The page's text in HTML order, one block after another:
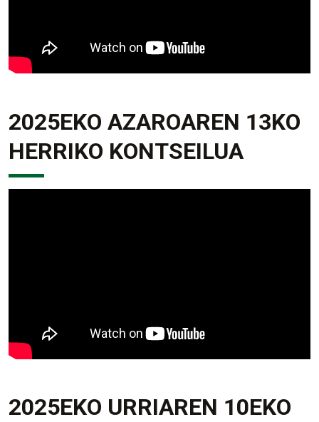
2025EKO AZAROAREN 13KO
HERRIKO KONTSEILUA
2025EKO URRIAREN 10EKO